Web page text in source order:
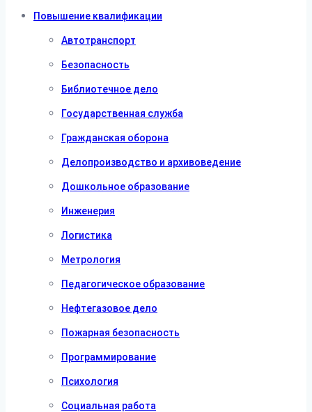
Повышение квалификации
Автотранспорт
Безопасность
Библиотечное дело
Государственная служба
Гражданская оборона
Делопроизводство и архивоведение
Дошкольное образование
Инженерия
Логистика
Метрология
Педагогическое образование
Нефтегазовое дело
Пожарная безопасность
Программирование
Психология
Социальная работа